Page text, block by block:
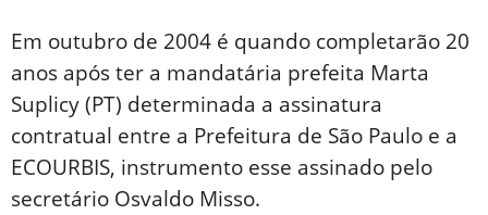
Em outubro de 2004 é quando completarão 20
anos após ter a mandatária prefeita Marta
Suplicy (PT) determinada a assinatura
contratual entre a Prefeitura de São Paulo e a
ECOURBIS, instrumento esse assinado pelo
secretário Osvaldo Misso.